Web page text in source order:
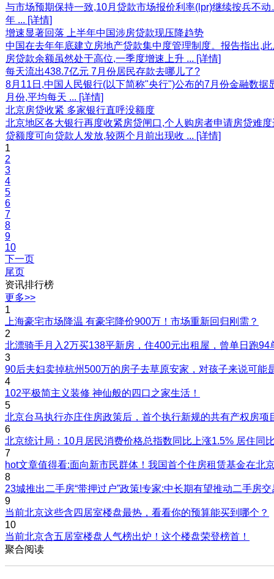
与市场预期保持一致,10月贷款市场报价利率(lpr)继续按兵不
年 ... [详情]
增速显著回落 上半年中国涉房贷款现压降趋势
中国在去年年底建立房地产贷款集中度管理制度。报告指出,
房贷款余额虽然处于高位,一季度增速上升 ... [详情]
每天流出438.7亿元 7月份居民存款去哪儿了?
8月11日,中国人民银行(以下简称"央行")公布的7月份金融数
月份,平均每天 ... [详情]
北京房贷收紧 多家银行直呼没额度
北京地区各大银行再度收紧房贷闸口,个人购房者申请房贷难
贷额度可向贷款人发放,较两个月前出现收 ... [详情]
1
2
3
4
5
6
7
8
9
10
下一页
尾页
资讯排行榜
更多>>
1
上海豪宅市场降温 有豪宅降价900万！市场重新回归刚需？
2
北漂骑手月入2万买138平新房，住400元出租屋，曾单日跑94
3
90后夫妇卖掉杭州500万的房子去草原安家，对孩子来说可能
4
102平极简主义装修 神仙般的四口之家生活！
5
北京台马执行亦庄住房政策后，首个执行新规的共有产权房项
6
北京统计局：10月居民消费价格总指数同比上涨1.5% 居住同
7
hot文章值得看:面向新市民群体！我国首个住房租赁基金在北
8
23城推出二手房“带押过户”政策!专家:中长期有望推动二手房交
9
当前北京这些含四居室楼盘最热，看看你的预算能买到哪个？
10
当前北京含五居室楼盘人气榜出炉！这个楼盘荣登榜首！
聚合阅读